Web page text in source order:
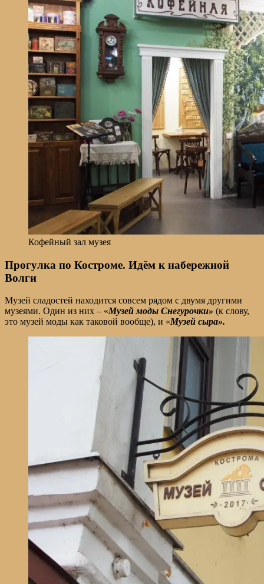
Кофейный зал музея
Прогулка по Костроме. Идём к набережной
Волги
Музей сладостей находится совсем рядом с двумя другими
музеями. Один из них – «Музей моды Снегурочки» (к слову,
это музей моды как таковой вообще), и «Музей сыра».